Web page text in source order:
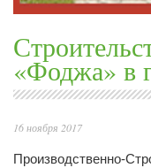
«Фоджа» в
16 ноября 2017
Производственно-